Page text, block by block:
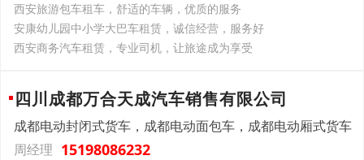
西安旅游包车租车，舒适的车辆，优质的服务
安康幼儿园中小学大巴车租赁，诚信经营，服务好
西安商务汽车租赁，专业司机，让旅途成为享受
四川成都万合天成汽车销售有限公司
成都电动封闭式货车，成都电动面包车，成都电动厢式货车
周经理 15198086232